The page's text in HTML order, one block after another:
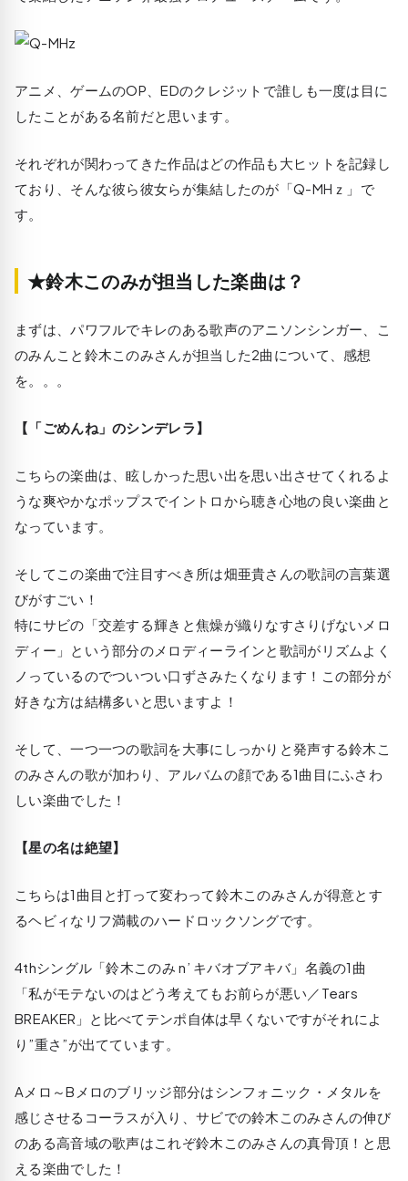
アニメ、ゲームのOP、EDのクレジットで誰しも一度は目に
したことがある名前だと思います。
それぞれが関わってきた作品はどの作品も大ヒットを記録し
ており、そんな彼ら彼女らが集結したのが「Q-MHｚ」で
す。
★鈴木このみが担当した楽曲は？
まずは、パワフルでキレのある歌声のアニソンシンガー、こ
のみんこと鈴木このみさんが担当した2曲について、感想
を。。。
【「ごめんね」のシンデレラ】
こちらの楽曲は、眩しかった思い出を思い出させてくれるよ
うな爽やかなポップスでイントロから聴き心地の良い楽曲と
なっています。
そしてこの楽曲で注目すべき所は畑亜貴さんの歌詞の言葉選
びがすごい！
特にサビの「交差する輝きと焦燥が織りなすさりげないメロ
ディー」という部分のメロディーラインと歌詞がリズムよく
ノっているのでついつい口ずさみたくなります！この部分が
好きな方は結構多いと思いますよ！
そして、一つ一つの歌詞を大事にしっかりと発声する鈴木こ
のみさんの歌が加わり、アルバムの顔である1曲目にふさわ
しい楽曲でした！
【星の名は絶望】
こちらは1曲目と打って変わって鈴木このみさんが得意とす
るヘビィなリフ満載のハードロックソングです。
4thシングル「鈴木このみ n’ キバオブアキバ」名義の1曲
「私がモテないのはどう考えてもお前らが悪い／Tears
BREAKER」と比べてテンポ自体は早くないですがそれによ
り”重さ”が出てています。
Aメロ～Bメロのブリッジ部分はシンフォニック・メタルを
感じさせるコーラスが入り、サビでの鈴木このみさんの伸び
のある高音域の歌声はこれぞ鈴木このみさんの真骨頂！と思
える楽曲でした！